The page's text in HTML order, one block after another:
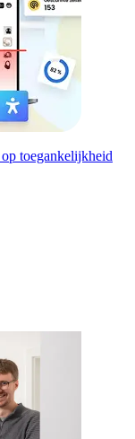
toegankelijkheid